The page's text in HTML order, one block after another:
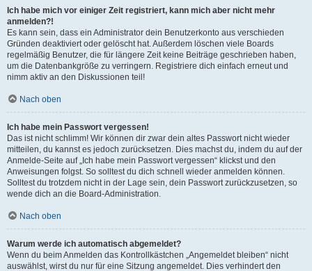
Ich habe mich vor einiger Zeit registriert, kann mich aber nicht mehr
anmelden?!
Es kann sein, dass ein Administrator dein Benutzerkonto aus verschieden
Gründen deaktiviert oder gelöscht hat. Außerdem löschen viele Boards
regelmäßig Benutzer, die für längere Zeit keine Beiträge geschrieben haben,
um die Datenbankgröße zu verringern. Registriere dich einfach erneut und
nimm aktiv an den Diskussionen teil!
Nach oben
Ich habe mein Passwort vergessen!
Das ist nicht schlimm! Wir können dir zwar dein altes Passwort nicht wieder
mitteilen, du kannst es jedoch zurücksetzen. Dies machst du, indem du auf der
Anmelde-Seite auf „Ich habe mein Passwort vergessen“ klickst und den
Anweisungen folgst. So solltest du dich schnell wieder anmelden können.
Solltest du trotzdem nicht in der Lage sein, dein Passwort zurückzusetzen, so
wende dich an die Board-Administration.
Nach oben
Warum werde ich automatisch abgemeldet?
Wenn du beim Anmelden das Kontrollkästchen „Angemeldet bleiben“ nicht
auswählst, wirst du nur für eine Sitzung angemeldet. Dies verhindert den